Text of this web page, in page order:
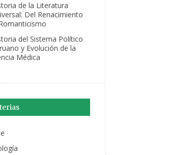
de la Literatura
Del Renacimiento
del Sistema Político
y Evolución de la
Médica